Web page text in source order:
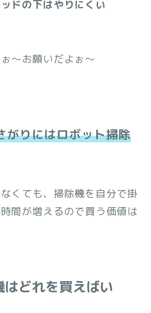
ドの下はやりにくい
～お願いだよぉ～
がりにはロボット掃除
くても、掃除機を自分で掛
間が増えるので買う価値は
どれを買えばい